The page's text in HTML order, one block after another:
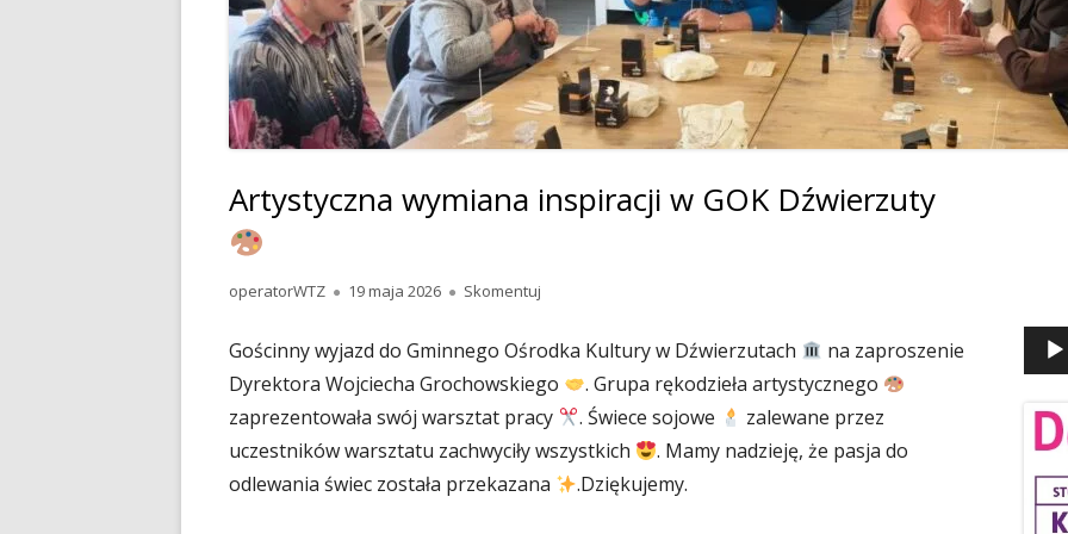
PRACOWNIA FLORYSTYCZNA
PRACOWNIA GOSPODARSTWA
DOMOWEGO
PRACOWNIA KOMPUTEROWA
PRACOWNIA KRAWIECKA
DREWNA
PRACOWNIA OGRODNICZA
PRACOWNIA POLIGRAFICZNO-
INTROLIGATORSKA
Artystyczna wymiana inspiracji w GOK Dźwierzuty
Autor
operatorWTZ Opublikowano
19 maja 2026 Skomentuj
Gościnny wyjazd do Gminnego Ośrodka Kultury w Dźwierzutach
na zaproszenie
Dyrektora Wojciecha Grochowskiego
. Grupa rękodzieła artystycznego
zaprezentowała swój warsztat pracy
. Świece sojowe
zalewane przez
uczestników warsztatu zachwyciły wszystkich
. Mamy nadzieję, że pasja do
odlewania świec została przekazana
.Dziękujemy.